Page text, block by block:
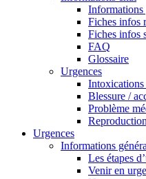
Informations
Fiches infos
Fiches infos
FAQ
Glossaire
Urgences
Intoxications
Blessure /
Problème
Reproduction
Urgences
Informations
Les étapes
Venir en